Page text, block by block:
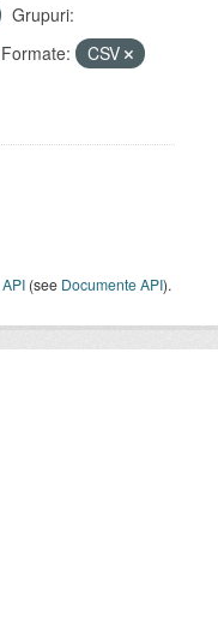
Grupuri:
Formate:
CSV
API (see Documente API).